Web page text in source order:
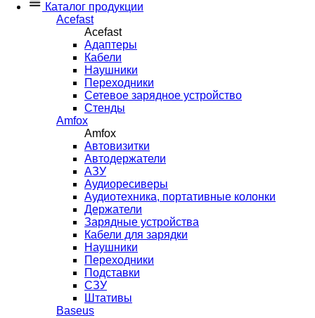
Каталог продукции
Acefast
Acefast
Адаптеры
Кабели
Наушники
Переходники
Сетевое зарядное устройство
Стенды
Amfox
Amfox
Автовизитки
Автодержатели
АЗУ
Аудиоресиверы
Аудиотехника, портативные колонки
Держатели
Зарядные устройства
Кабели для зарядки
Наушники
Переходники
Подставки
СЗУ
Штативы
Baseus